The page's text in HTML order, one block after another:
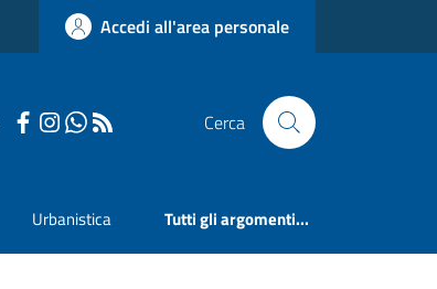
Accedi all'area personale
Cerca
Urbanistica Tutti gli argomenti...